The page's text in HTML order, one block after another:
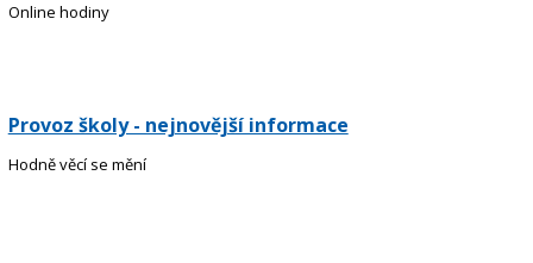
Online hodiny
Provoz školy - nejnovější informace
Hodně věcí se mění